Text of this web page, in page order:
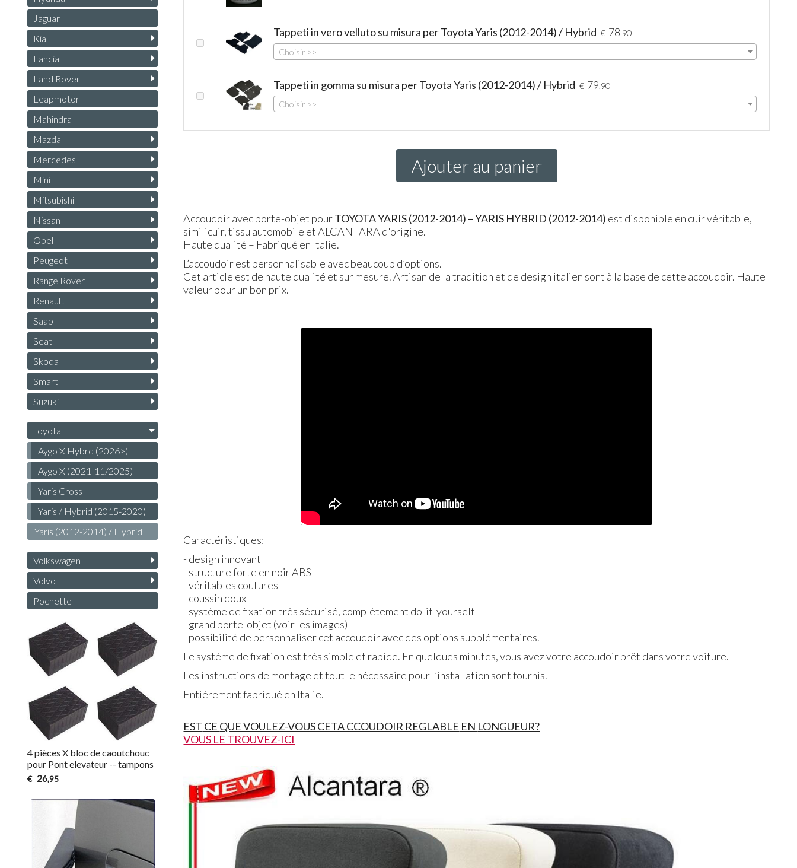
Tappeti in vero velluto su misura per Toyota Yaris (2012-2014) / Hybrid € 78 ,90
Choisir >>
Tappeti in gomma su misura per Toyota Yaris (2012-2014) / Hybrid € 79 ,90
Choisir >>
Ajouter au panier
Accoudoir avec porte-objet pourTOYOTAYARIS(2012-2014) –YARIS HYBRID (2012-2014) est disponible en cuir véritable,
similicuir, tissu automobile et ALCANTARA d'origine.
Haute qualité – Fabriqué en Italie.
L’accoudoir est personnalisable avec beaucoup d’options.
Cet article est de haute qualité et sur mesure. Artisan de la tradition et de design italien sont à la base de cette accoudoir. Haute
valeur pour un bon prix.
Caractéristiques:
- design innovant
- structure forte en noirABS
- véritables coutures
- coussin doux
- système de fixation très sécurisé, complètement do-it-yourself
- grand porte-objet (voir les images)
- possibilité de personnaliser cet accoudoir avec des options supplémentaires.
Le système de fixation est très simple et rapide. En quelques minutes, vous avez votre accoudoir prêt dans votre voiture.
Les instructions de montage et tout le nécessaire pour l’installation sont fournis.
Entièrement fabriqué en Italie.
EST CE QUE VOULEZ-VOUS CETA CCOUDOIR REGLABLE EN LONGUEUR?
VOUS LE TROUVEZ-ICI
Jaguar
Kia
Lancia
Land Rover
Leapmotor
Mahindra
Mazda
Mercedes
Mini
Mitsubishi
Nissan
Opel
Peugeot
Range Rover
Renault
Saab
Seat
Skoda
Smart
Suzuki
Toyota
Aygo X Hybrd (2026>)
Aygo X (2021-11/2025)
Yaris Cross
Yaris / Hybrid (2015-2020)
Yaris (2012-2014) / Hybrid
Volkswagen
Volvo
Pochette
4 pièces X bloc de caoutchouc
pour Pont elevateur -- tampons
€ 26,95